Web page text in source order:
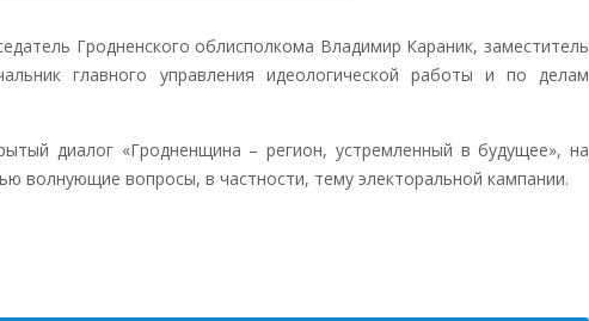
Гродненского облисполкома Владимир Караник, заместитель
главного управления идеологической работы и по делам
диалог «Гродненщина – регион, устремленный в будущее», на
волнующие вопросы, в частности, тему электоральной кампании.